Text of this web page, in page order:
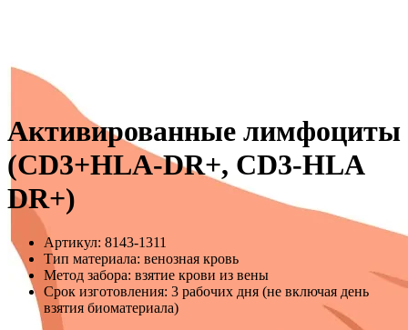
Активированные лимфоциты
(CD3+HLA-DR+, CD3-HLA
DR+)
Артикул: 8143-1311
Тип материала: венозная кровь
Метод забора: взятие крови из вены
Срок изготовления: 3 рабочих дня (не включая день
взятия биоматериала)